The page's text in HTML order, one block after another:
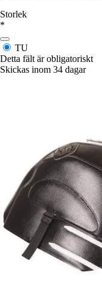
Storlek
*
TU
Detta fält är obligatoriskt
Skickas inom 34 dagar